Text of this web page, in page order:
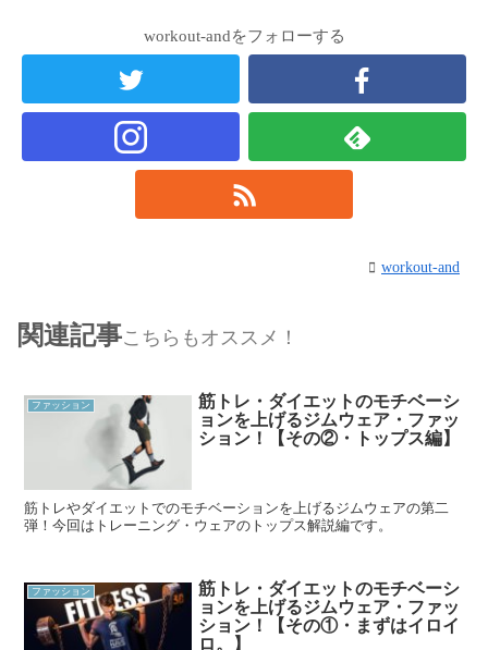
workout-andをフォローする
workout-and
関連記事こちらもオススメ！
ファッション
筋トレ・ダイエットのモチベーシ
ョンを上げるジムウェア・ファッ
ション！【その②・トップス編】
筋トレやダイエットでのモチベーションを上げるジムウェアの第二
弾！今回はトレーニング・ウェアのトップス解説編です。
ファッション
筋トレ・ダイエットのモチベーシ
ョンを上げるジムウェア・ファッ
ション！【その①・まずはイロイ
ロ。】